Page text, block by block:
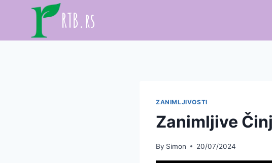
RTB.rs
ZANIMLJIVOSTI
Zanimljive
By Simon 20/07/2024